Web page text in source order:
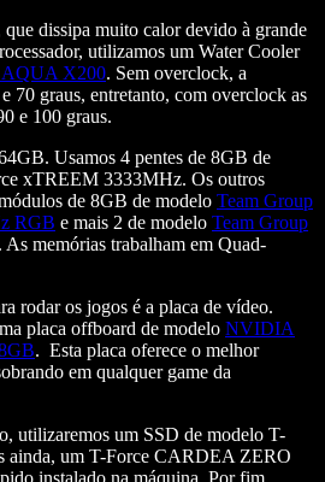
que dissipa muito calor devido à grande
utilizamos um Water Cooler
AQUA X200. Sem overclock, a
70 graus, entretanto, com overclock as
e 100 graus.
Usamos 4 pentes de 8GB de
xTREEM 3333MHz. Os outros
de 8GB de modelo Team Group
RGB e mais 2 de modelo Team Group
. As memórias trabalham em Quad-
rodar os jogos é a placa de vídeo.
placa offboard de modelo NVIDIA
. Esta placa oferece o melhor
em qualquer game da
utilizaremos um SSD de modelo T-
ainda, um T-Force CARDEA ZERO
instalado na máquina. Por fim,